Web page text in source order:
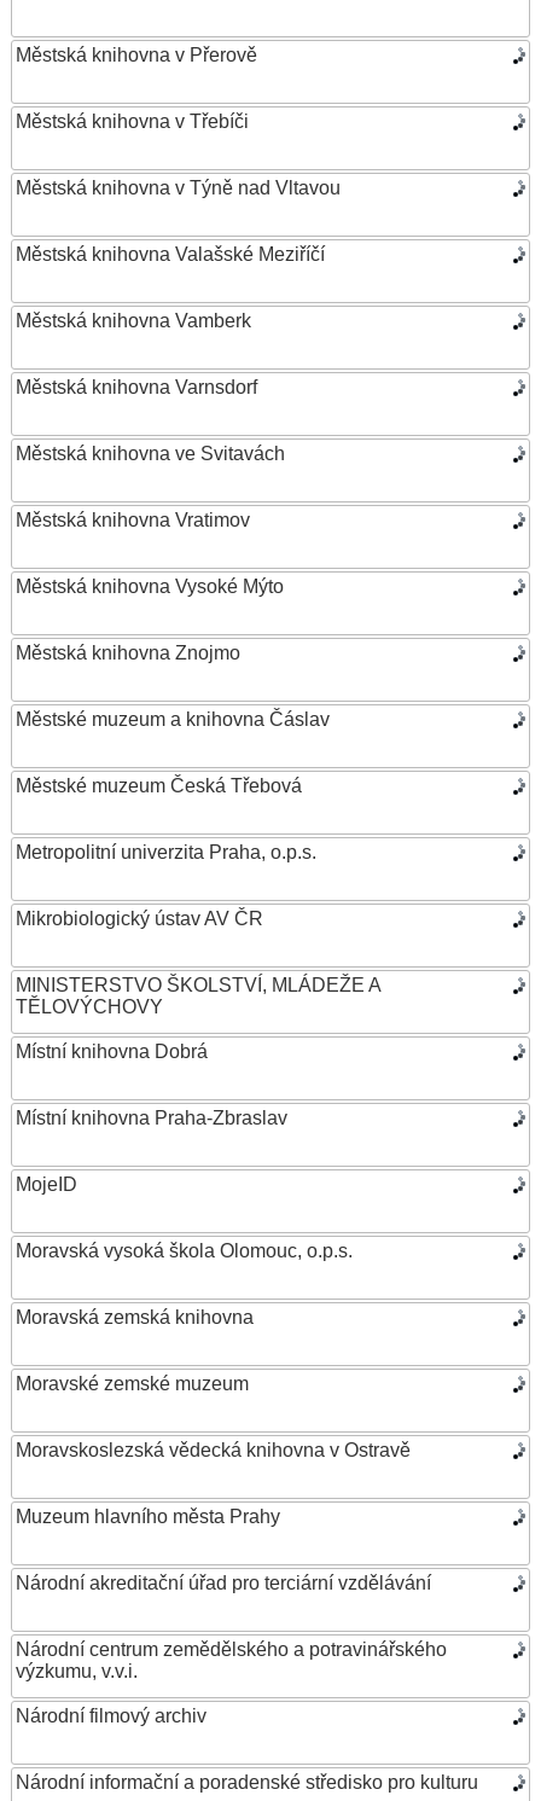
Městská knihovna v Přerově
Městská knihovna v Třebíči
Městská knihovna v Týně nad Vltavou
Městská knihovna Valašské Meziříčí
Městská knihovna Vamberk
Městská knihovna Varnsdorf
Městská knihovna ve Svitavách
Městská knihovna Vratimov
Městská knihovna Vysoké Mýto
Městská knihovna Znojmo
Městské muzeum a knihovna Čáslav
Městské muzeum Česká Třebová
Metropolitní univerzita Praha, o.p.s.
Mikrobiologický ústav AV ČR
MINISTERSTVO ŠKOLSTVÍ, MLÁDEŽE A
TĚLOVÝCHOVY
Místní knihovna Dobrá
Místní knihovna Praha-Zbraslav
MojeID
Moravská vysoká škola Olomouc, o.p.s.
Moravská zemská knihovna
Moravské zemské muzeum
Moravskoslezská vědecká knihovna v Ostravě
Muzeum hlavního města Prahy
Národní akreditační úřad pro terciární vzdělávání
Národní centrum zemědělského a potravinářského
výzkumu, v.v.i.
Národní filmový archiv
Národní informační a poradenské středisko pro kulturu